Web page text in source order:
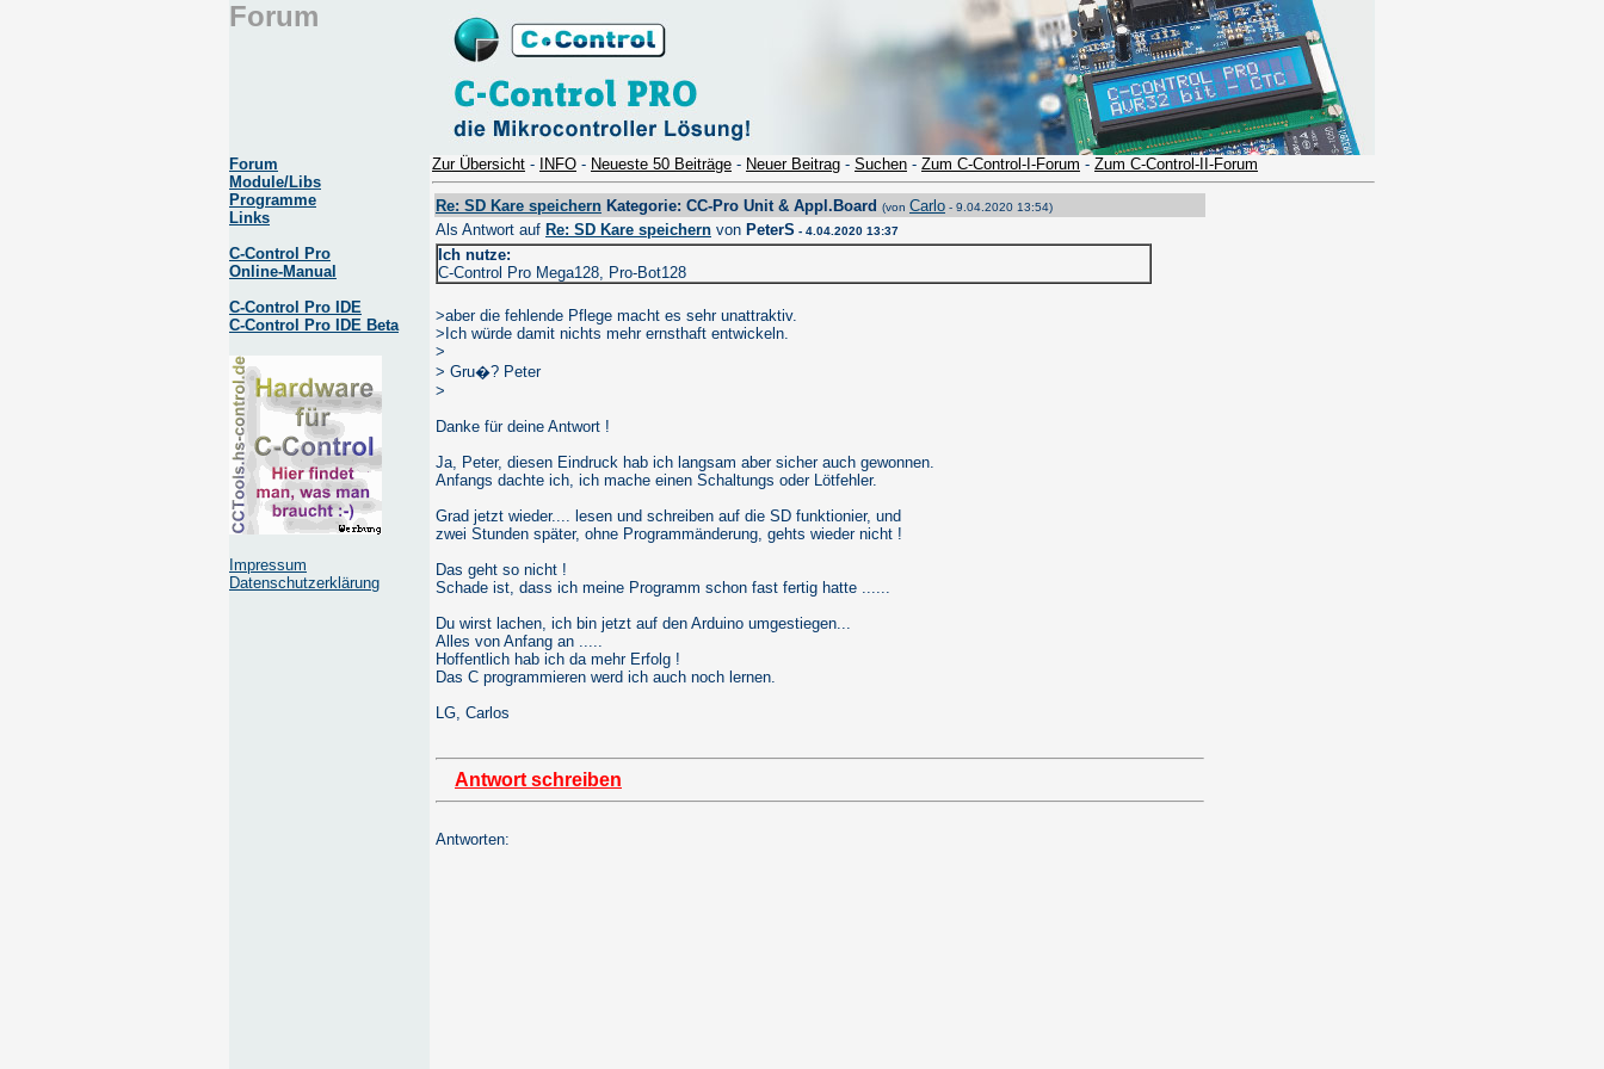
Forum
Forum
Module/Libs
Programme
Links
C-Control Pro
Online-Manual
C-Control Pro IDE
C-Control Pro IDE Beta
Impressum
Datenschutzerklärung
Zur Übersicht - INFO - Neueste 50 Beiträge - Neuer Beitrag - Suchen - Zum C-Control-I-Forum - Zum C-Control-II-Forum
Re: SD Kare speichern Kategorie: CC-Pro Unit & Appl.Board (von Carlo - 9.04.2020 13:54)
Als Antwort auf Re: SD Kare speichern von PeterS - 4.04.2020 13:37
Ich nutze:
C-Control Pro Mega128, Pro-Bot128
>aber die fehlende Pflege macht es sehr unattraktiv.
>Ich würde damit nichts mehr ernsthaft entwickeln.
>
> Gru�? Peter
>
Danke für deine Antwort !
Ja, Peter, diesen Eindruck hab ich langsam aber sicher auch gewonnen.
Anfangs dachte ich, ich mache einen Schaltungs oder Lötfehler.
Grad jetzt wieder.... lesen und schreiben auf die SD funktionier, und
zwei Stunden später, ohne Programmänderung, gehts wieder nicht !
Das geht so nicht !
Schade ist, dass ich meine Programm schon fast fertig hatte ......
Du wirst lachen, ich bin jetzt auf den Arduino umgestiegen...
Alles von Anfang an .....
Hoffentlich hab ich da mehr Erfolg !
Das C programmieren werd ich auch noch lernen.
LG, Carlos
Antwort schreiben
Antworten: